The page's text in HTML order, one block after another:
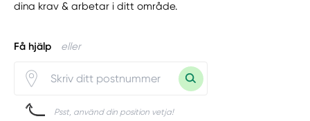
dina krav & arbetar i ditt område.
Få hjälp eller
Psst, använd din position vetja!